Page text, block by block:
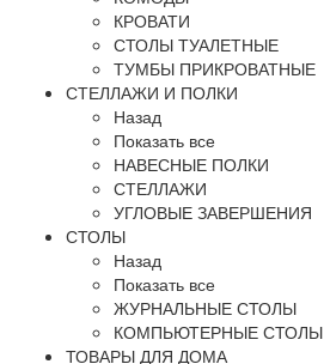
КРОВАТИ
СТОЛЫ ТУАЛЕТНЫЕ
ТУМБЫ ПРИКРОВАТНЫЕ
СТЕЛЛАЖИ И ПОЛКИ
Назад
Показать все
НАВЕСНЫЕ ПОЛКИ
СТЕЛЛАЖИ
УГЛОВЫЕ ЗАВЕРШЕНИЯ
СТОЛЫ
Назад
Показать все
ЖУРНАЛЬНЫЕ СТОЛЫ
КОМПЬЮТЕРНЫЕ СТОЛЫ
ТОВАРЫ ДЛЯ ДОМА